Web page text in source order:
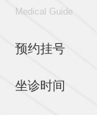
Medical Guide
预约挂号
坐诊时间